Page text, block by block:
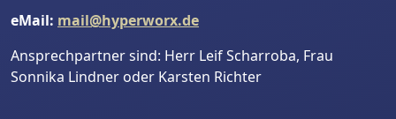
eMail: mail@hyperworx.de
Ansprechpartner sind: Herr Leif Scharroba, Frau
Sonnika Lindner oder Karsten Richter